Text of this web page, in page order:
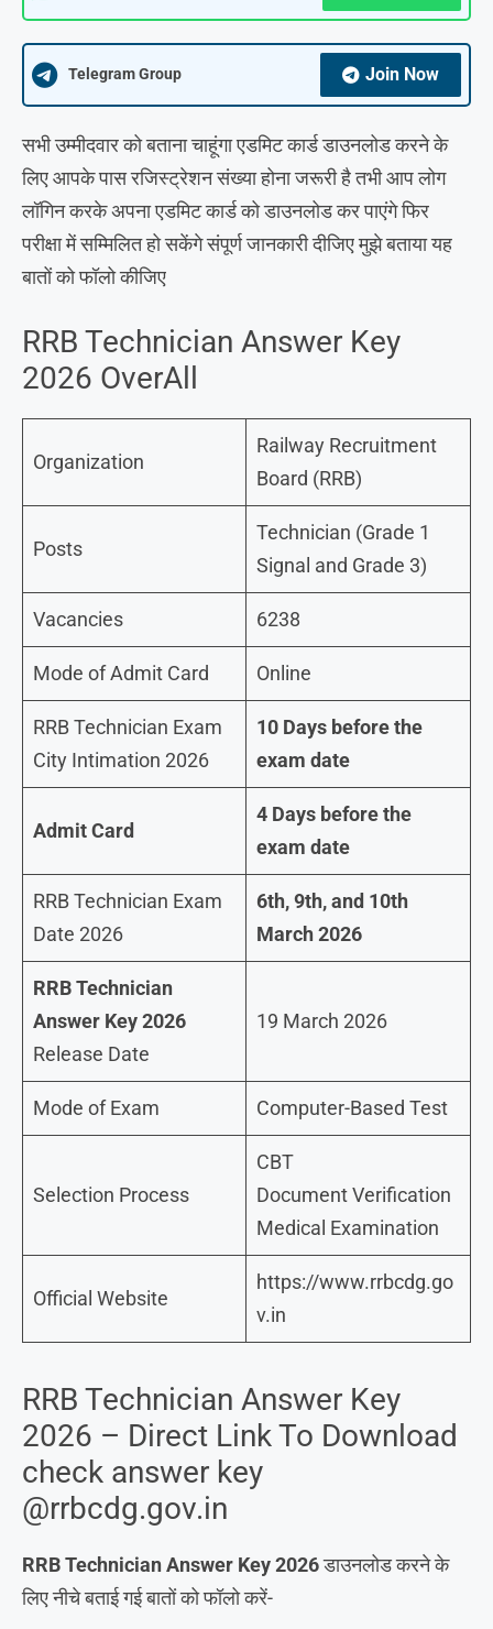
Telegram Group Join Now
सभी उम्मीदवार को बताना चाहूंगा एडमिट कार्ड डाउनलोड करने के
लिए आपके पास रजिस्ट्रेशन संख्या होना जरूरी है तभी आप लोग
लॉगिन करके अपना एडमिट कार्ड को डाउनलोड कर पाएंगे फिर
परीक्षा में सम्मिलित हो सकेंगे संपूर्ण जानकारी दीजिए मुझे बताया यह
बातों को फॉलो कीजिए
RRB Technician Answer Key
2026 OverAll
Organization
Railway Recruitment
Board (RRB)
Posts
Technician (Grade 1
Signal and Grade 3)
Vacancies 6238
Mode of Admit Card Online
RRB Technician Exam
City Intimation 2026
10 Days before the
exam date
Admit Card
4 Days before the
exam date
RRB Technician Exam
Date 2026
6th, 9th, and 10th
March 2026
RRB Technician
Answer Key 2026
Release Date
19 March 2026
Mode of Exam Computer-Based Test
Selection Process
CBT
Document Verification
Medical Examination
Official Website
https://www.rrbcdg.go
v.in
RRB Technician Answer Key
2026 – Direct Link To Download
check answer key
@rrbcdg.gov.in
RRB Technician Answer Key 2026डाउनलोड करने के
लिए नीचे बताई गई बातों को फॉलो करें-